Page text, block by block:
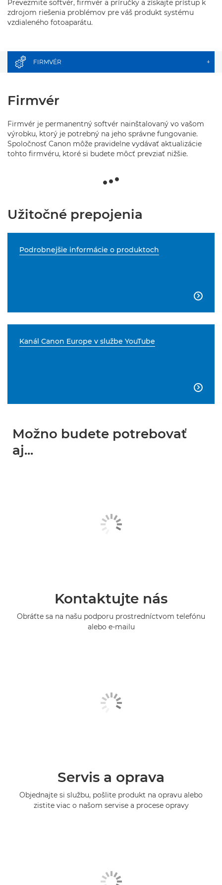
Prevezmite softvér, firmvér a príručky a získajte prístup k
zdrojom riešenia problémov pre váš produkt systému
vzdialeného fotoaparátu.
FIRMVÉR +
Firmvér
Firmvér je permanentný softvér nainštalovaný vo vašom
výrobku, ktorý je potrebný na jeho správne fungovanie.
Spoločnosť Canon môže pravidelne vydávať aktualizácie
tohto firmvéru, ktoré si budete môcť prevziať nižšie.
Užitočné prepojenia
Podrobnejšie informácie o produktoch

Kanál Canon Europe v službe YouTube

Možno budete potrebovať
aj...
Kontaktujte nás
Obráťte sa na našu podporu prostredníctvom telefónu
alebo e-mailu
Servis a oprava
Objednajte si službu, pošlite produkt na opravu alebo
zistite viac o našom servise a procese opravy